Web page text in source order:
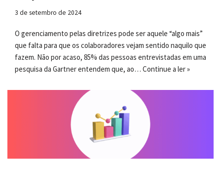
3 de setembro de 2024
O gerenciamento pelas diretrizes pode ser aquele “algo mais”
que falta para que os colaboradores vejam sentido naquilo que
fazem. Não por acaso, 85% das pessoas entrevistadas em uma
pesquisa da Gartner entendem que, ao… Continue a ler »